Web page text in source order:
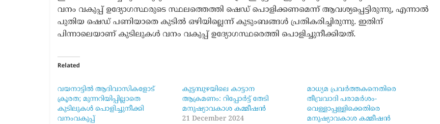
വനം വകുപ്പ് ഉദ്യോഗസ്ഥരുടെ സ്ഥലത്തെത്തി ഷെഡ് പൊളിക്കണമെന്ന് ആവശ്യപ്പെട്ടിരുന്നു, എന്നാൽ
പുതിയ ഷെഡ് പണിയാതെ കുടിൽ ഒഴിയില്ലെന്ന് കുടുംബങ്ങൾ പ്രതികരിച്ചിരുന്നു. ഇതിന്
പിന്നാലെയാണ് കുടിലുകൾ വനം വകുപ്പ് ഉദ്യോഗസ്ഥരെത്തി പൊളിച്ചുനീക്കിയത്.
Related
വയനാട്ടിൽ ആദിവാസികളോട്
ക്രൂരത; മുന്നറിയിപ്പില്ലാതെ
കുടിലുകൾ പൊളിച്ചുനീക്കി
വനംവകുപ്പ്
കുട്ടമ്പുഴയിലെ കാട്ടാന
ആക്രമണം: റിപ്പോര്‍ട്ട് തേടി
മനുഷ്യാവകാശ കമ്മീഷന്‍
21 December 2024
മാധ്യമ പ്രവർത്തകനെതിരെ
തീവ്രവാദി പരാമർശം-
വെള്ളാപ്പള്ളിക്കെതിരെ
മനുഷ്യാവകാശ കമ്മീഷൻ